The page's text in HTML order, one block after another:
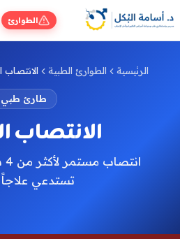
الطوارئ
الرئيسية الطوارئ الطبية الانتصاب
طارئ طبي
الانتصاب
تستدعي علاجاً